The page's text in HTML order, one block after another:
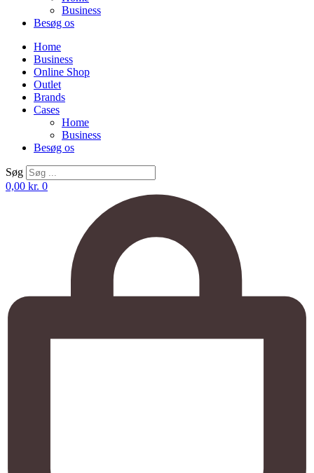
Business
Besøg os
Home
Business
Online Shop
Outlet
Brands
Cases
Home
Business
Besøg os
Søg
0,00 kr. 0